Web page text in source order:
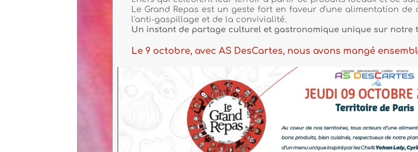
Le Grand Repas est un geste fort en faveur d'une alimentation de qualité, de
l'anti-gaspillage et de la convivialité.
Un instant de partage culturel et gastronomique unique sur notre territoire.
Le 9 octobre, avec AS DesCartes, nous avons mangé ensemble !